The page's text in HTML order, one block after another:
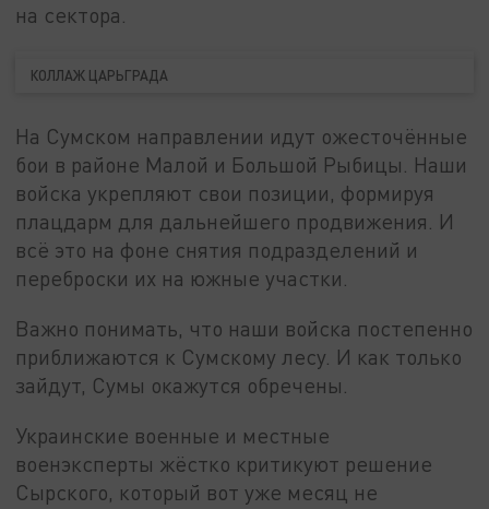
на сектора.
КОЛЛАЖ ЦАРЬГРАДА
На Сумском направлении идут ожесточённые
бои в районе Малой и Большой Рыбицы. Наши
войска укрепляют свои позиции, формируя
плацдарм для дальнейшего продвижения. И
всё это на фоне снятия подразделений и
переброски их на южные участки.
Важно понимать, что наши войска постепенно
приближаются к Сумскому лесу. И как только
зайдут, Сумы окажутся обречены.
Украинские военные и местные
военэксперты жёстко критикуют решение
Сырского, который вот уже месяц не